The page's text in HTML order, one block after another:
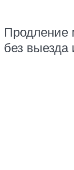
Продление
без выезда